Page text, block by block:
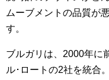
ムーブメントの品質が
す。
ブルガリは、2000年に
ル･ロートの2社を統合